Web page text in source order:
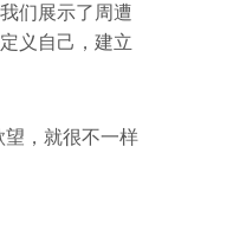
们展示了周遭
义自己，建立
望，就很不一样